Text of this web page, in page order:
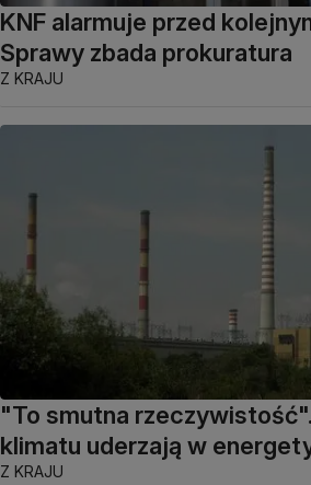
KNF alarmuje przed
Sprawy zbada prokuratura
Z KRAJU
"To smutna
klimatu uderzają w
Z KRAJU